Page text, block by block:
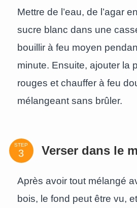
Mettre de l’eau, de l’agar
sucre blanc dans une
bouillir à feu moyen
minute. Ensuite, ajouter la
rouges et chauffer à feu
mélangeant sans brûler.
STEP Verser dans le
Après avoir tout mélangé
bois, le fond peut être vu,